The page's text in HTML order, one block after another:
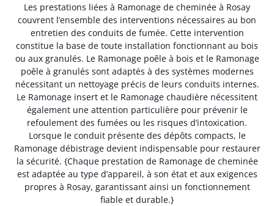
Les prestations liées à Ramonage de cheminée à Rosay
couvrent l’ensemble des interventions nécessaires au bon
entretien des conduits de fumée. Cette intervention
constitue la base de toute installation fonctionnant au bois
ou aux granulés. Le Ramonage poêle à bois et le Ramonage
poêle à granulés sont adaptés à des systèmes modernes
nécessitant un nettoyage précis de leurs conduits internes.
Le Ramonage insert et le Ramonage chaudière nécessitent
également une attention particulière pour prévenir le
refoulement des fumées ou les risques d’intoxication.
Lorsque le conduit présente des dépôts compacts, le
Ramonage débistrage devient indispensable pour restaurer
la sécurité. {Chaque prestation de Ramonage de cheminée
est adaptée au type d’appareil, à son état et aux exigences
propres à Rosay, garantissant ainsi un fonctionnement
fiable et durable.}